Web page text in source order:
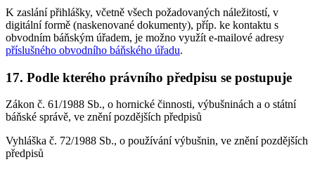
K zaslání přihlášky, včetně všech požadovaných náležitostí, v
digitální formě (naskenované dokumenty), příp. ke kontaktu s
obvodním báňským úřadem, je možno využít e-mailové adresy
příslušného obvodního báňského úřadu.
17. Podle kterého právního předpisu se postupuje
Zákon č. 61/1988 Sb., o hornické činnosti, výbušninách a o státní
báňské správě, ve znění pozdějších předpisů
Vyhláška č. 72/1988 Sb., o používání výbušnin, ve znění pozdějších
předpisů